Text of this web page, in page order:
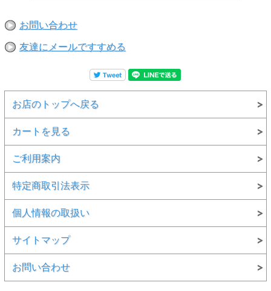
お問い合わせ
友達にメールですすめる
お店のトップへ戻る
カートを見る
ご利用案内
特定商取引法表示
個人情報の取扱い
サイトマップ
お問い合わせ